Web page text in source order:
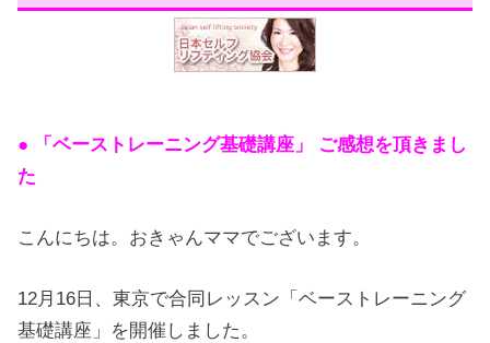
● 「ベーストレーニング基礎講座」 ご感想を頂きまし
た
こんにちは。おきゃんママでございます。
12月16日、東京で合同レッスン「ベーストレーニング
基礎講座」を開催しました。